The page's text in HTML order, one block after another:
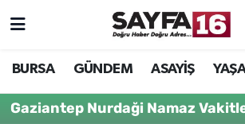
BURSA GÜNDEM ASAYİŞ
Gaziantep Nurdaği Namaz
ÖZEL HABER
İNCELEME
Hava Durumu
Trafik Durumu